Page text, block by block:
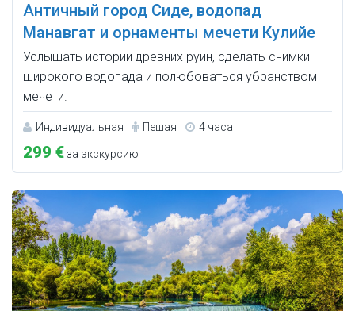
Античный город Сиде, водопад
Манавгат и орнаменты мечети Кулийе
Услышать истории древних руин, сделать снимки
широкого водопада и полюбоваться убранством
мечети.
Индивидуальная Пешая 4 часа
299 €за экскурсию